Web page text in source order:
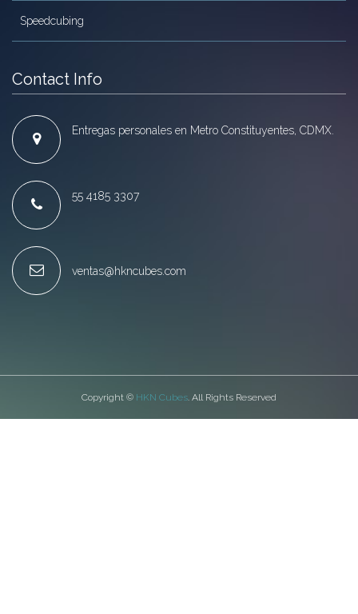
Speedcubing
Contact Info
Entregas personales en Metro Constituyentes, CDMX.
55 4185 3307
ventas@hkncubes.com
Copyright © HKN Cubes . All Rights Reserved